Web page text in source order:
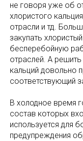
не говоря уже об
хлористого
отрасли и тд.
закупать
бесперебойную
отраслей. А решить
кальций довольно
соответствующий
В холодное время
состав которых
используется для
предупреждения